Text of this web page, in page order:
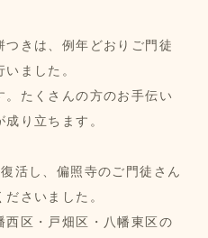
つきは、例年どおりご門徒
ました。
たくさんの方のお手伝い
り立ちます。
活し、偏照寺のご門徒さん
さいました。
区・戸畑区・八幡東区の